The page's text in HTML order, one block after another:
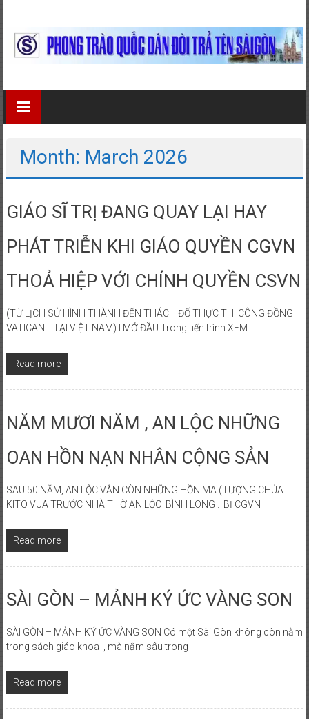
content
Phong
Trào
Dân
Đòi
Trả
Tên
Sài
Gòn
PHONG
QUỐC
DÂN
TRẢ
TÊN
GÒN
Month: March 2026
GIÁO SĨ TRỊ ĐANG QUAY LẠI HAY
PHÁT TRIỄN KHI GIÁO QUYỀN CGVN
THOẢ HIỆP VỚI CHÍNH QUYỀN CSVN
(TỪ LỊCH SỬ HÌNH THÀNH ĐẾN THÁCH ĐỐ THỰC THI CÔNG ĐỒNG
VATICAN II TẠI VIỆT NAM) I MỞ ĐẦU Trong tiến trình XEM
Read more
NĂM MƯƠI NĂM , AN LỘC NHỮNG
OAN HỒN NẠN NHÂN CỘNG SẢN
SAU 50 NĂM, AN LỘC VẪN CÒN NHỮNG HỒN MA (TƯỢNG CHÚA
KITO VUA TRƯỚC NHÀ THỜ AN LỘC BÌNH LONG . BỊ CGVN
Read more
SÀI GÒN – MẢNH KÝ ỨC VÀNG SON
SÀI GÒN – MẢNH KÝ ỨC VÀNG SON Có một Sài Gòn không còn nằm
trong sách giáo khoa , mà nằm sâu trong
Read more